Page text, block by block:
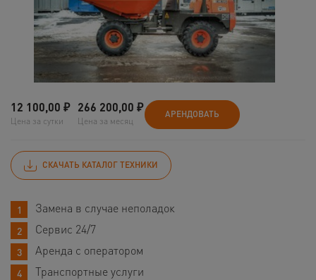
12 100,00 ₽
Цена за сутки
266 200,00 ₽
Цена за месяц
АРЕНДОВАТЬ
СКАЧАТЬ КАТАЛОГ ТЕХНИКИ
Замена в случае неполадок
Сервис 24/7
Аренда с оператором
Транспортные услуги